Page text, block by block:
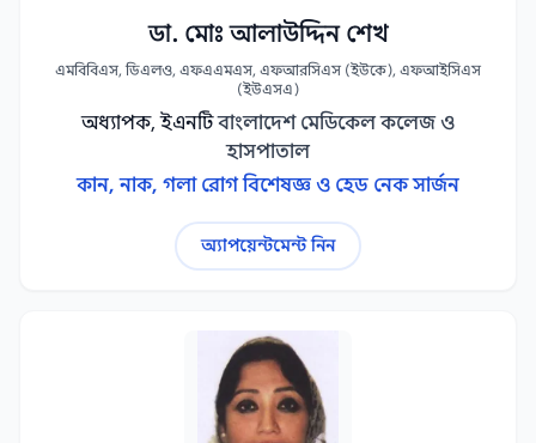
ডা. মোঃ আলাউদ্দিন শেখ
এমবিবিএস, ডিএলও, এফএএমএস, এফআরসিএস (ইউকে), এফআইসিএস
(ইউএসএ)
অধ্যাপক, ইএনটি বাংলাদেশ মেডিকেল কলেজ ও
হাসপাতাল
কান, নাক, গলা রোগ বিশেষজ্ঞ ও হেড নেক সার্জন
অ্যাপয়েন্টমেন্ট নিন